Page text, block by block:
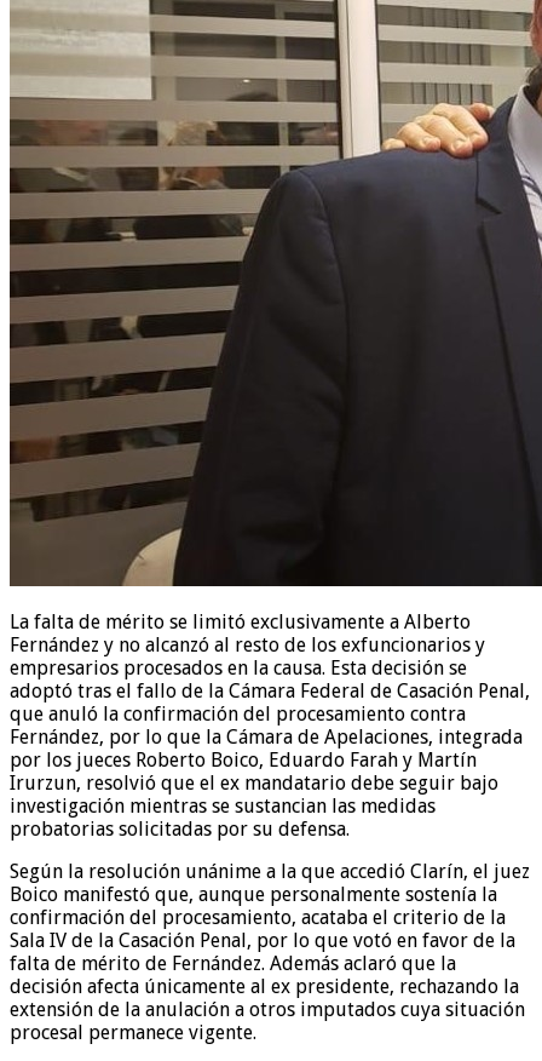
La falta de mérito se limitó exclusivamente a Alberto
Fernández y no alcanzó al resto de los exfuncionarios y
empresarios procesados en la causa. Esta decisión se
adoptó tras el fallo de la Cámara Federal de Casación Penal,
que anuló la confirmación del procesamiento contra
Fernández, por lo que la Cámara de Apelaciones, integrada
por los jueces Roberto Boico, Eduardo Farah y Martín
Irurzun, resolvió que el ex mandatario debe seguir bajo
investigación mientras se sustancian las medidas
probatorias solicitadas por su defensa.
Según la resolución unánime a la que accedió Clarín, el juez
Boico manifestó que, aunque personalmente sostenía la
confirmación del procesamiento, acataba el criterio de la
Sala IV de la Casación Penal, por lo que votó en favor de la
falta de mérito de Fernández. Además aclaró que la
decisión afecta únicamente al ex presidente, rechazando la
extensión de la anulación a otros imputados cuya situación
procesal permanece vigente.